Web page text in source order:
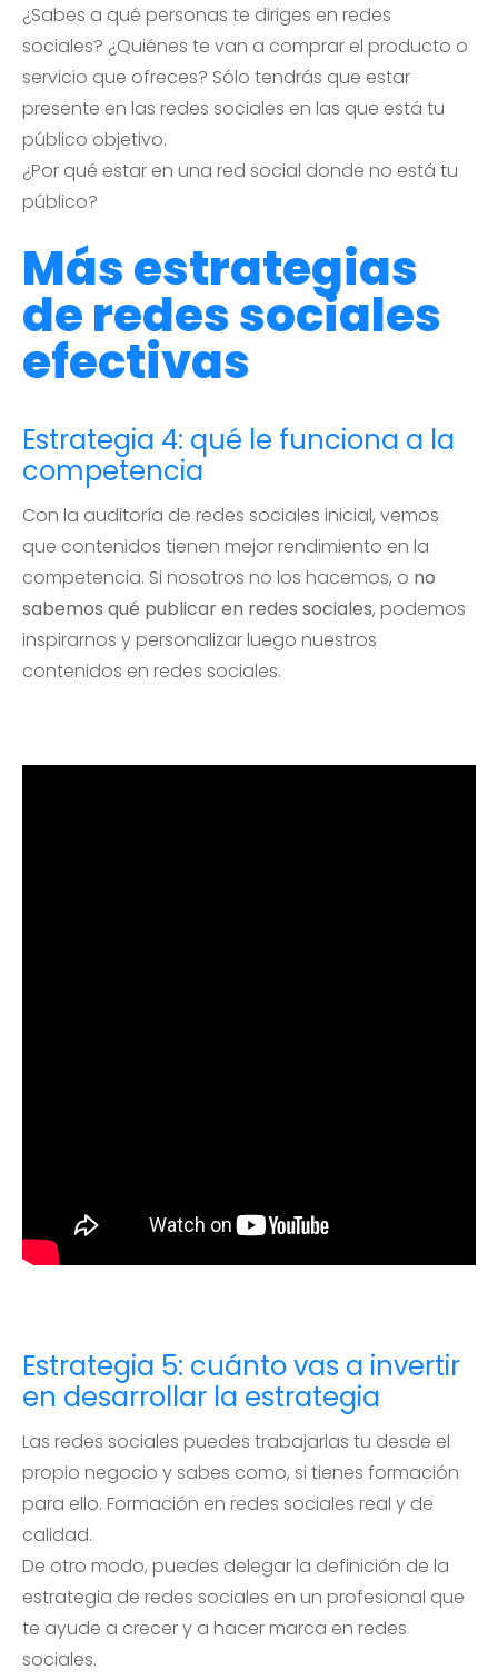
¿Sabes a qué personas te diriges en redes
sociales? ¿Quiénes te van a comprar el producto o
servicio que ofreces? Sólo tendrás que estar
presente en las redes sociales en las que está tu
público objetivo.
¿Por qué estar en una red social donde no está tu
público?
Más estrategias
de redes sociales
efectivas
Estrategia 4: qué le funciona a la
competencia
Con la auditoría de redes sociales inicial, vemos
que contenidos tienen mejor rendimiento en la
competencia. Si nosotros no los hacemos, o no
sabemos qué publicar en redes sociales, podemos
inspirarnos y personalizar luego nuestros
contenidos en redes sociales.
Estrategia 5: cuánto vas a invertir
en desarrollar la estrategia
Las redes sociales puedes trabajarlas tu desde el
propio negocio y sabes como, si tienes formación
para ello. Formación en redes sociales real y de
calidad.
De otro modo, puedes delegar la definición de la
estrategia de redes sociales en un profesional que
te ayude a crecer y a hacer marca en redes
sociales.